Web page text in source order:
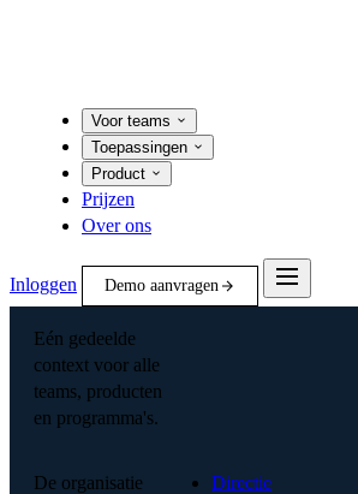
Voor teams
Toepassingen
Product
Prijzen
Over ons
Inloggen Demo aanvragen
Eén gedeelde
context voor alle
teams, producten
en programma's.
De organisatie
Directie